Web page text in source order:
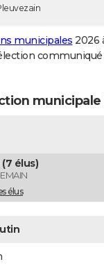
municipales 2026
municipale
(7 élus)
élus